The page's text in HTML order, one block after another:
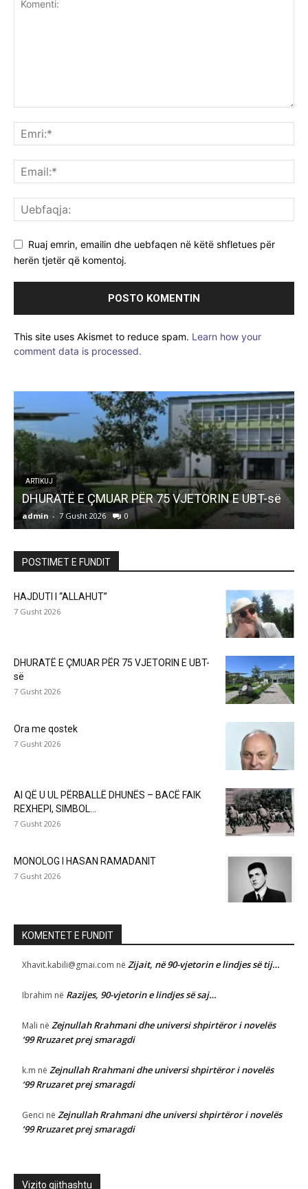
Ruaj emrin, emailin dhe uebfaqen në këtë shfletues për
herën tjetër që komentoj.
This site uses Akismet to reduce spam. Learn how your
comment data is processed.
ARTIKUJ
DHURATË E ÇMUAR PËR 75 VJETORIN E UBT-së
admin - 7 Gusht 2026 0
POSTIMET E FUNDIT
HAJDUTI I “ALLAHUT”
7 Gusht 2026
DHURATË E ÇMUAR PËR 75 VJETORIN E UBT-
së
7 Gusht 2026
Ora me qostek
7 Gusht 2026
AI QË U UL PËRBALLË DHUNËS – BACË FAIK
REXHEPI, SIMBOL...
7 Gusht 2026
MONOLOG I HASAN RAMADANIT
7 Gusht 2026
KOMENTET E FUNDIT
Xhavit.kabili@gmai.com në Zijait, në 90-vjetorin e lindjes së tij…
Ibrahim në Razijes, 90-vjetorin e lindjes së saj…
Mali në Zejnullah Rrahmani dhe universi shpirtëror i novelës
‘99 Rruzaret prej smaragdi
k.m në Zejnullah Rrahmani dhe universi shpirtëror i novelës
‘99 Rruzaret prej smaragdi
Genci në Zejnullah Rrahmani dhe universi shpirtëror i novelës
‘99 Rruzaret prej smaragdi
Vizito gjithashtu